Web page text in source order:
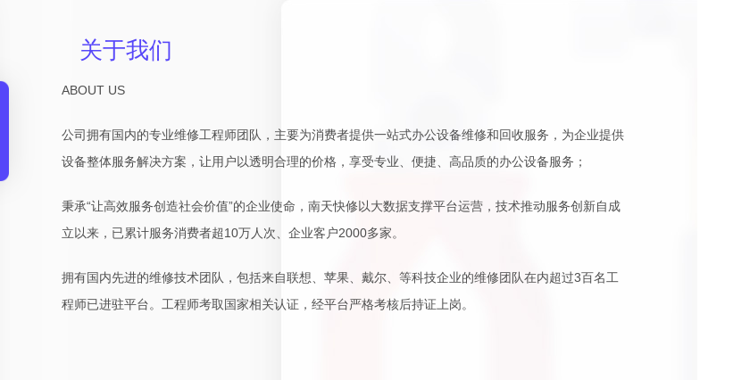
关于我们
ABOUT US
公司拥有国内的专业维修工程师团队，主要为消费者提供一站式办公设备维修和回收服务，为企业提供
设备整体服务解决方案，让用户以透明合理的价格，享受专业、便捷、高品质的办公设备服务；
秉承“让高效服务创造社会价值”的企业使命，南天快修以大数据支撑平台运营，技术推动服务创新自成
立以来，已累计服务消费者超10万人次、企业客户2000多家。
拥有国内先进的维修技术团队，包括来自联想、苹果、戴尔、等科技企业的维修团队在内超过3百名工
程师已进驻平台。工程师考取国家相关认证，经平台严格考核后持证上岗。